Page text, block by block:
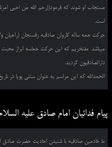
مستجاب او شوند که فرمود((رحم الله من احیی
است.
حرکت همه ساله کاروان صادقیه رفسنجان (راهیان
میباشد. مفتخریم که این حرکت حماسه ابراز
دارالصادقیون گردید.
الحمدالله که این مراسم به عنوان سنتی پویا در
پیام فدائیان امام صادق علیه
ما خادمین صادقیه با شنیدن احادیث حضرت صادق